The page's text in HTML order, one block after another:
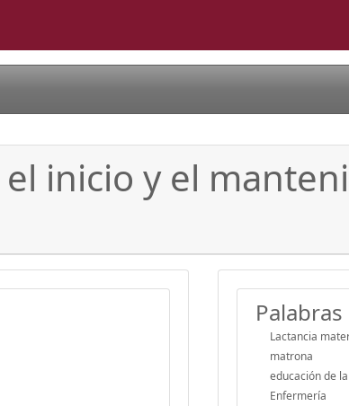
inicio y el
Palabras
Lactancia
matrona
educación de
Enfermería